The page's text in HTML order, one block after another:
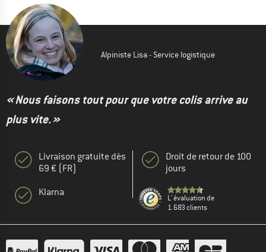
Alpiniste Lisa - Service logistique
« Nous faisons tout pour que votre colis arrive au
plus vite. »
Livraison gratuite dès
69 € (FR)
Klarna
Droit de retour de 100
jours
L' évaluation de
1.683 clients